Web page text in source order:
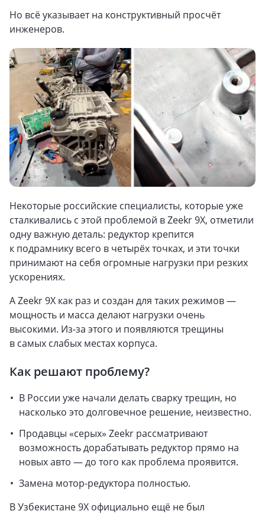
Но всё указывает на конструктивный просчёт
инженеров.
Некоторые российские специалисты, которые уже
сталкивались с этой проблемой в Zeekr 9X, отметили
одну важную деталь: редуктор крепится
к подрамнику всего в четырёх точках, и эти точки
принимают на себя огромные нагрузки при резких
ускорениях.
А Zeekr 9X как раз и создан для таких режимов —
мощность и масса делают нагрузки очень
высокими. Из-за этого и появляются трещины
в самых слабых местах корпуса.
Как решают проблему?
В России уже начали делать сварку трещин, но
насколько это долговечное решение, неизвестно.
Продавцы «серых» Zeekr рассматривают
возможность дорабатывать редуктор прямо на
новых авто — до того как проблема проявится.
Замена мотор-редуктора полностью.
В Узбекистане 9X официально ещё не был